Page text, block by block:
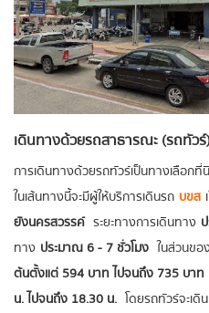
เดินทางด้วยรถสาธารณะ (รถทัว
การเดินทางด้วยรถทัวร์เป็นทางเลือก
ในเส้นทางนี้จะมีผู้ให้บริการเดินรถ บขส
ยัง นครสวรรค์ ระยะทางการเดินทาง
ทาง ประมาณ 6 - 7 ชั่วโมง ในส่วนขอ
ต้นตั้งแต่ 594 บาท ไปจนถึง 735 บาท
น. ไปจนถึง 18.30 น. โดยรถทัวร์จะเ